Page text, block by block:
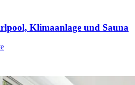
Klimaanlage und Sauna